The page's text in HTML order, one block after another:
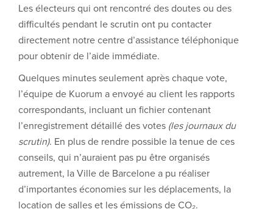
Les électeurs qui ont rencontré des doutes ou des
difficultés pendant le scrutin ont pu contacter
directement notre centre d’assistance téléphonique
pour obtenir de l’aide immédiate.
Quelques minutes seulement après chaque vote,
l’équipe de Kuorum a envoyé au client les rapports
correspondants, incluant un fichier contenant
l’enregistrement détaillé des votes (les journaux du
scrutin). En plus de rendre possible la tenue de ces
conseils, qui n’auraient pas pu être organisés
autrement, la Ville de Barcelone a pu réaliser
d’importantes économies sur les déplacements, la
location de salles et les émissions de CO₂.